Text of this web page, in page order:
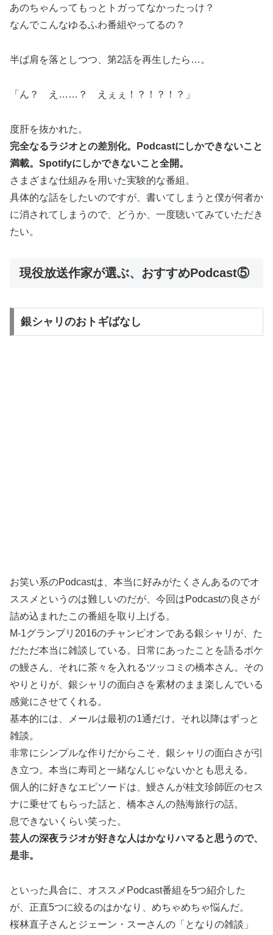
あのちゃんってもっとトガってなかったっけ？
なんでこんなゆるふわ番組やってるの？
半ば肩を落としつつ、第2話を再生したら…。
「ん？ え……？ えぇぇ！？！？！？」
度肝を抜かれた。
完全なるラジオとの差別化。Podcastにしかできないこと
満載。Spotifyにしかできないこと全開。
さまざまな仕組みを用いた実験的な番組。
具体的な話をしたいのですが、書いてしまうと僕が何者か
に消されてしまうので、どうか、一度聴いてみていただき
たい。
現役放送作家が選ぶ、おすすめPodcast⑤
銀シャリのおトギばなし
お笑い系のPodcastは、本当に好みがたくさんあるのでオ
ススメというのは難しいのだが、今回はPodcastの良さが
詰め込まれたこの番組を取り上げる。
M-1グランプリ2016のチャンピオンである銀シャリが、た
だただ本当に雑談している。日常にあったことを語るボケ
の鰻さん、それに茶々を入れるツッコミの橋本さん。その
やりとりが、銀シャリの面白さを素材のまま楽しんでいる
感覚にさせてくれる。
基本的には、メールは最初の1通だけ。それ以降はずっと
雑談。
非常にシンプルな作りだからこそ、銀シャリの面白さが引
き立つ。本当に寿司と一緒なんじゃないかとも思える。
個人的に好きなエピソードは、鰻さんが桂文珍師匠のセス
ナに乗せてもらった話と、橋本さんの熱海旅行の話。
息できないくらい笑った。
芸人の深夜ラジオが好きな人はかなりハマると思うので、
是非。
といった具合に、オススメPodcast番組を5つ紹介した
が、正直5つに絞るのはかなり、めちゃめちゃ悩んだ。
桜林直子さんとジェーン・スーさんの「となりの雑談」